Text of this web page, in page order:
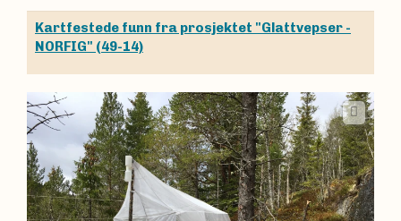
Kartfestede funn fra prosjektet "Glattvepser -
NORFIG" (49-14)